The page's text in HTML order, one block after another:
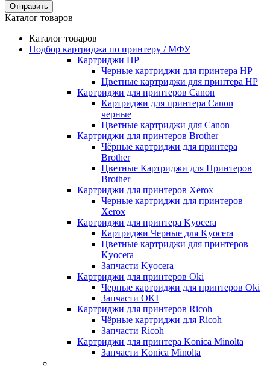
Отправить
Каталог товаров
Каталог товаров
Подбор картриджа по принтеру / МФУ
Картриджи HP
Черные картриджи для принтера HP
Цветные картриджи для принтера HP
Картриджи для принтеров Сanon
Картриджи для принтера Сanon
черные
Цветные картриджи для Сanon
Картриджи для принтеров Brother
Чёрные картриджи для принтера
Brother
Цветные Картриджи для Принтеров
Brother
Картриджи для принтеров Xerox
Черные картриджи для принтеров
Xerox
Картриджи для принтера Kyocera
Картриджи Черные для Kyocera
Цветные картриджи для принтеров
Kyocera
Запчасти Kyocera
Картриджи для принтеров Oki
Черные картриджи для принтеров Oki
Запчасти OKI
Картриджи для принтеров Ricoh
Чёрные картриджи для Ricoh
Запчасти Ricoh
Картриджи для принтера Konica Minolta
Запчасти Koniсa Minolta